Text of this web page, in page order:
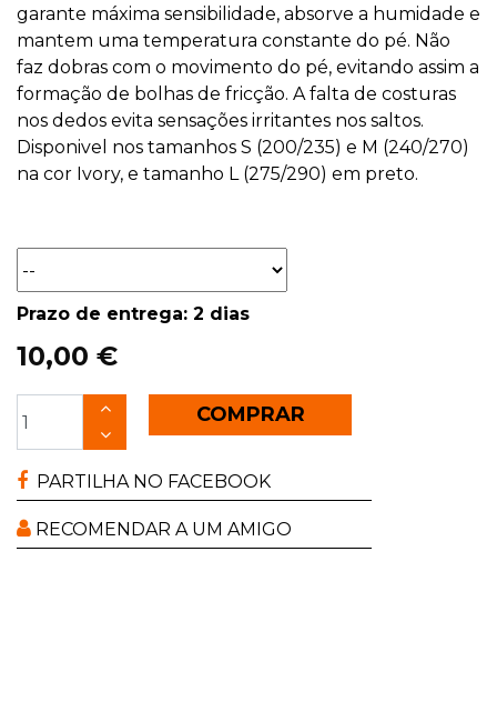
garante máxima sensibilidade, absorve a humidade e
mantem uma temperatura constante do pé. Não
faz dobras com o movimento do pé, evitando assim a
formação de bolhas de fricção. A falta de costuras
nos dedos evita sensações irritantes nos saltos.
Disponivel nos tamanhos S (200/235) e M (240/270)
na cor Ivory, e tamanho L (275/290) em preto.
Prazo de entrega: 2 dias
10,00 €
COMPRAR
PARTILHA NO FACEBOOK
RECOMENDAR A UM AMIGO